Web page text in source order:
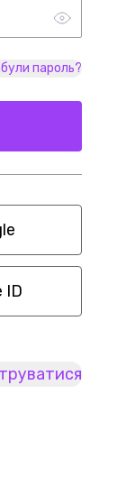
пароль?
ID